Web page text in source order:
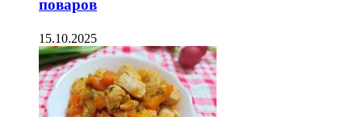
поваров
15.10.2025